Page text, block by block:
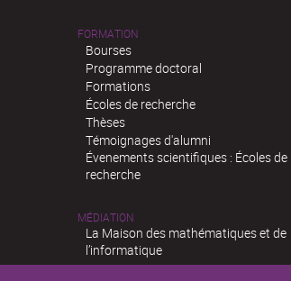
FORMATION
Bourses
Programme doctoral
Formations
Écoles de recherche
Thèses
Témoignages d'alumni
Évenements scientifiques : Écoles de
recherche
MÉDIATION
La Maison des mathématiques et de
l’informatique